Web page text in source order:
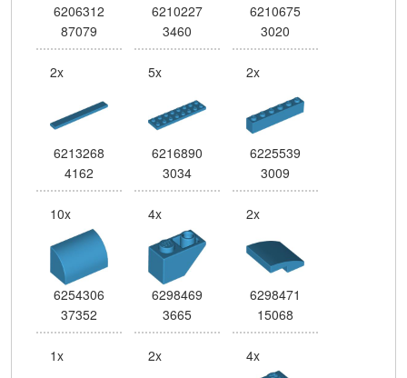
6206312
87079
6210227
3460
6210675
3020
2x
6213268
4162
5x
6216890
3034
2x
6225539
3009
10x
6254306
37352
4x
6298469
3665
2x
6298471
15068
1x 2x 4x